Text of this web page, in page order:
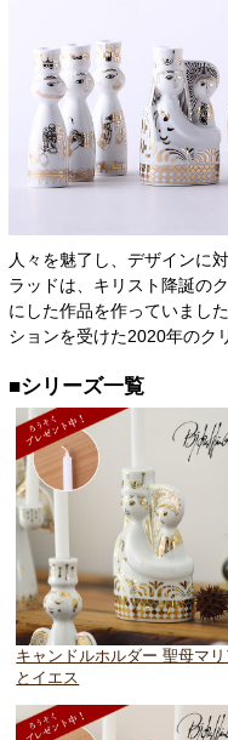
人々を魅了し、デザインに
ラッドは、キリスト降誕の
にした作品を作っていまし
ションを受けた2020年のク
■シリーズ一覧
キャンドルホルダー 聖母マリ
とイエス